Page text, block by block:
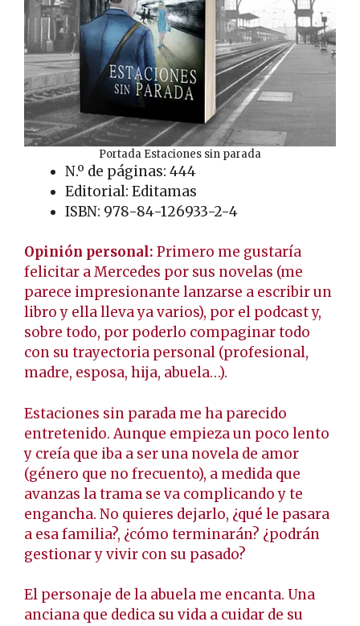
Portada Estaciones sin parada
N.º de páginas: 444
Editorial: Editamas
ISBN: 978-84-126933-2-4
Opinión personal: Primero me gustaría
felicitar a Mercedes por sus novelas (me
parece impresionante lanzarse a escribir un
libro y ella lleva ya varios), por el podcast y,
sobre todo, por poderlo compaginar todo
con su trayectoria personal (profesional,
madre, esposa, hija, abuela…).
Estaciones sin parada me ha parecido
entretenido. Aunque empieza un poco lento
y creía que iba a ser una novela de amor
(género que no frecuento), a medida que
avanzas la trama se va complicando y te
engancha. No quieres dejarlo, ¿qué le pasara
a esa familia?, ¿cómo terminarán? ¿podrán
gestionar y vivir con su pasado?
El personaje de la abuela me encanta. Una
anciana que dedica su vida a cuidar de su